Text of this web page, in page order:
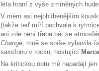
léta hraní z výše zmíněných
V mém asi nejoblíbenějším
(takže teď míří pochvala k
ani zde není třeba bát se
Change, mně se spíše vybavila
saxofonu v rocku, hostující
Na kritickou notu mě napadají